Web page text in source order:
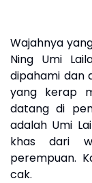
Wajahnya
Ning Umi
dipahami dan
yang kerap
datang di
adalah Umi
khas dari
perempuan.
cak.